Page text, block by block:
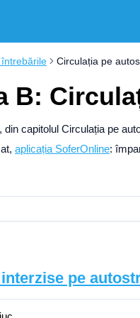
întrebările Circulația pe
B:
capitolul Circulația pe
aplicația SoferOnline:
pe